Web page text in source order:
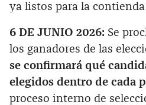
ya listos para la
6 DE JUNIO 2026: Se
los ganadores de las
se confirmará qué
elegidos dentro de cada
proceso interno de